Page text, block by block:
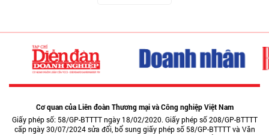
Cơ quan của Liên đoàn Thương mại và Công nghiệp Việt Nam
Giấy phép số: 58/GP-BTTTT ngày 18/02/2020. Giấy phép số 208/GP-BTTTT
cấp ngày 30/07/2024 sửa đổi, bổ sung giấy phép số 58/GP-BTTTT và Văn